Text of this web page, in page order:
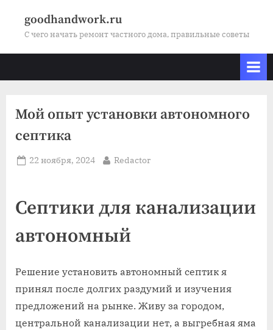
goodhandwork.ru
С чего начать ремонт частного дома, правильные советы
Мой опыт установки автономного
септика
Posted
22 ноября, 2024 By
Redactor
Септики для канализации
автономный
Решение установить автономный септик я
принял после долгих раздумий и изучения
предложений на рынке. Живу за городом,
центральной канализации нет, а выгребная яма